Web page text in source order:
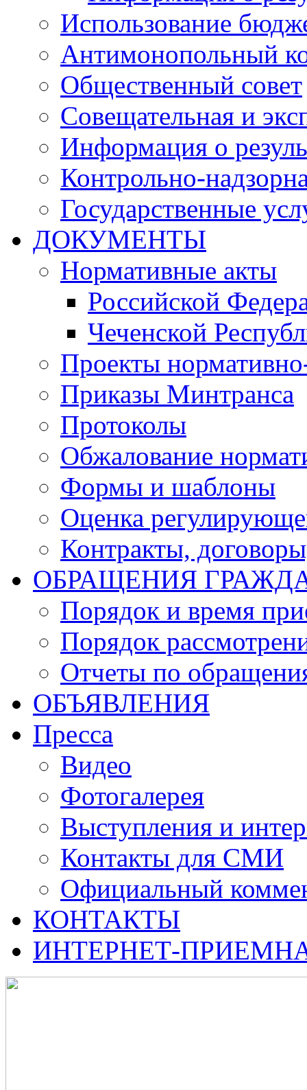
Использование
Антимонопольный
Общественный совет
Совещательная и
Информация о
Контрольно-
Государственные
ДОКУМЕНТЫ
Нормативные акты
Российской
Чеченской
Проекты
Приказы Минтранса
Протоколы
Обжалование
Формы и шаблоны
Оценка
Контракты,
ОБРАЩЕНИЯ
Порядок и время
Порядок
Отчеты по
ОБЪЯВЛЕНИЯ
Пресса
Видео
Фотогалерея
Выступления и
Контакты для СМИ
Официальный
КОНТАКТЫ
ИНТЕРНЕТ-